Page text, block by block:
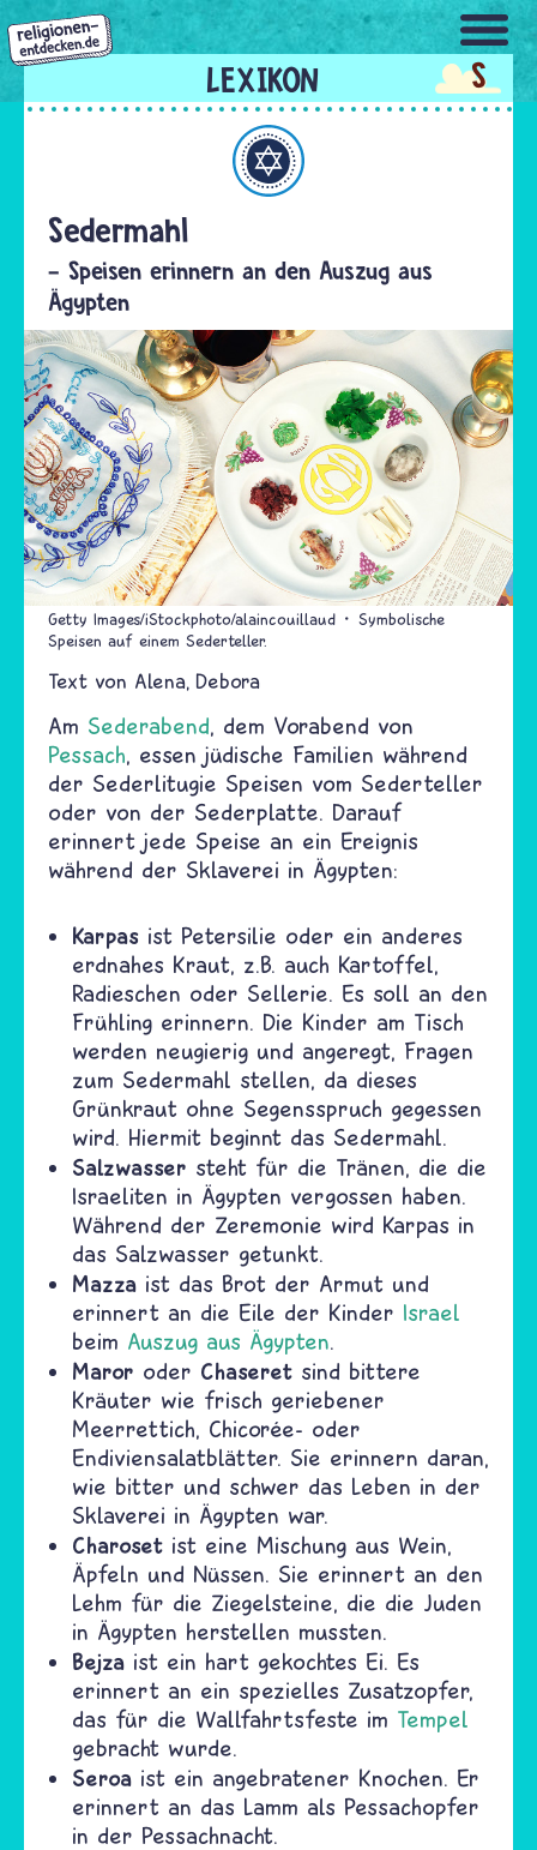
Direkt
zum
Inhalt
S
Sedermahl
- Speisen erinnern an den Auszug aus
Ägypten
Getty Images/iStockphoto/alaincouillaud
Symbolische
Speisen auf einem Sederteller.
Text von Alena Debora
Am Sederabend, dem Vorabend von
Pessach, essen jüdische Familien während
der Sederlitugie Speisen vom Sederteller
oder von der Sederplatte. Darauf
erinnert jede Speise an ein Ereignis
während der Sklaverei in Ägypten:
Karpas ist Petersilie oder ein anderes
erdnahes Kraut, z.B. auch Kartoffel,
Radieschen oder Sellerie. Es soll an den
Frühling erinnern. Die Kinder am Tisch
werden neugierig und angeregt, Fragen
zum Sedermahl stellen, da dieses
Grünkraut ohne Segensspruch gegessen
wird. Hiermit beginnt das Sedermahl.
Salzwasser steht für die Tränen, die die
Israeliten in Ägypten vergossen haben.
Während der Zeremonie wird Karpas in
das Salzwasser getunkt.
Mazza ist das Brot der Armut und
erinnert an die Eile der Kinder Israel
beim Auszug aus Ägypten.
Maror oder Chaseret sind bittere
Kräuter wie frisch geriebener
Meerrettich, Chicorée- oder
Endiviensalatblätter. Sie erinnern daran,
wie bitter und schwer das Leben in der
Sklaverei in Ägypten war.
Charoset ist eine Mischung aus Wein,
Äpfeln und Nüssen. Sie erinnert an den
Lehm für die Ziegelsteine, die die Juden
in Ägypten herstellen mussten.
Bejza ist ein hart gekochtes Ei. Es
erinnert an ein spezielles Zusatzopfer,
das für die Wallfahrtsfeste im Tempel
gebracht wurde.
Seroa ist ein angebratener Knochen. Er
erinnert an das Lamm als Pessachopfer
in der Pessachnacht.